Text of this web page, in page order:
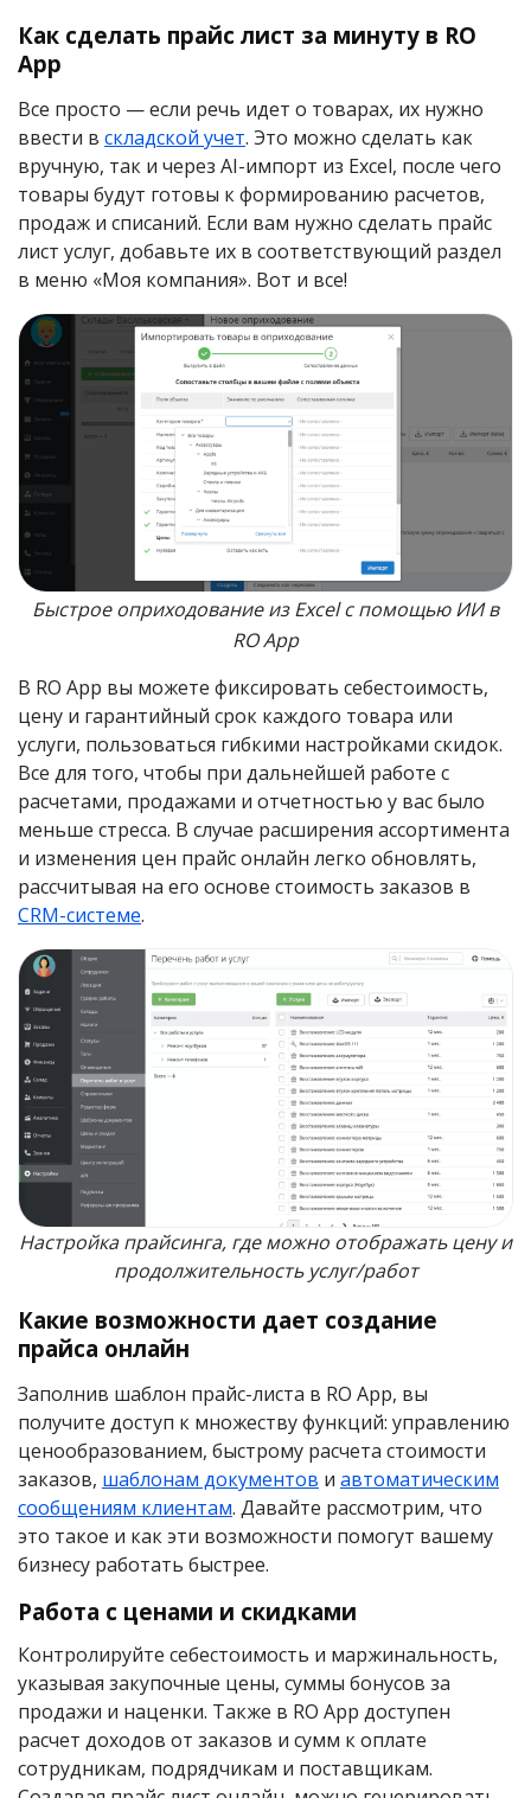
Как сделать прайс лист за минуту в RO
App
Все просто — если речь идет о товарах, их нужно
ввести в складской учет. Это можно сделать как
вручную, так и через AI-импорт из Excel, после чего
товары будут готовы к формированию расчетов,
продаж и списаний. Если вам нужно сделать прайс
лист услуг, добавьте их в соответствующий раздел
в меню «Моя компания». Вот и все!
Быстрое оприходование из Excel с помощью ИИ в
RO App
В RO App вы можете фиксировать себестоимость,
цену и гарантийный срок каждого товара или
услуги, пользоваться гибкими настройками скидок.
Все для того, чтобы при дальнейшей работе с
расчетами, продажами и отчетностью у вас было
меньше стресса. В случае расширения ассортимента
и изменения цен прайс онлайн легко обновлять,
рассчитывая на его основе стоимость заказов в
CRM-системе.
Настройка прайсинга, где можно отображать цену и
продолжительность услуг/работ
Какие возможности дает создание
прайса онлайн
Заполнив шаблон прайс-листа в RO App, вы
получите доступ к множеству функций: управлению
ценообразованием, быстрому расчета стоимости
заказов, шаблонам документов и автоматическим
сообщениям клиентам. Давайте рассмотрим, что
это такое и как эти возможности помогут вашему
бизнесу работать быстрее.
Работа с ценами и скидками
Контролируйте себестоимость и маржинальность,
указывая закупочные цены, суммы бонусов за
продажи и наценки. Также в RO App доступен
расчет доходов от заказов и сумм к оплате
сотрудникам, подрядчикам и поставщикам.